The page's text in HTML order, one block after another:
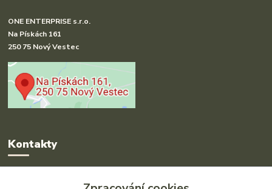
ONE ENTERPRISE s.r.o.
Na Pískách 161
250 75 Nový Vestec
Kontakty
Radka Hakl